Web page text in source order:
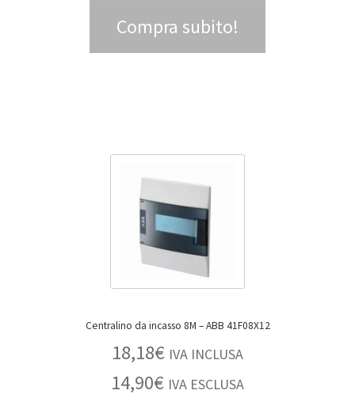
Compra subito!
Centralino da incasso 8M – ABB 41F08X12
18,18€ IVA INCLUSA
14,90€ IVA ESCLUSA